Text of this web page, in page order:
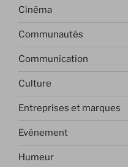
Cinéma
Communautés
Communication
Culture
Entreprises et marques
Evénement
Humeur